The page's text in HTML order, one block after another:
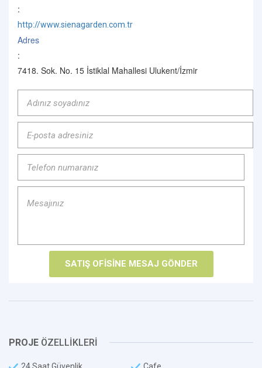
:
http://www.sienagarden.com.tr
Adres
:
7418. Sok. No. 15 İstiklal Mahallesi Ulukent/İzmir
PROJE ÖZELLİKLERİ